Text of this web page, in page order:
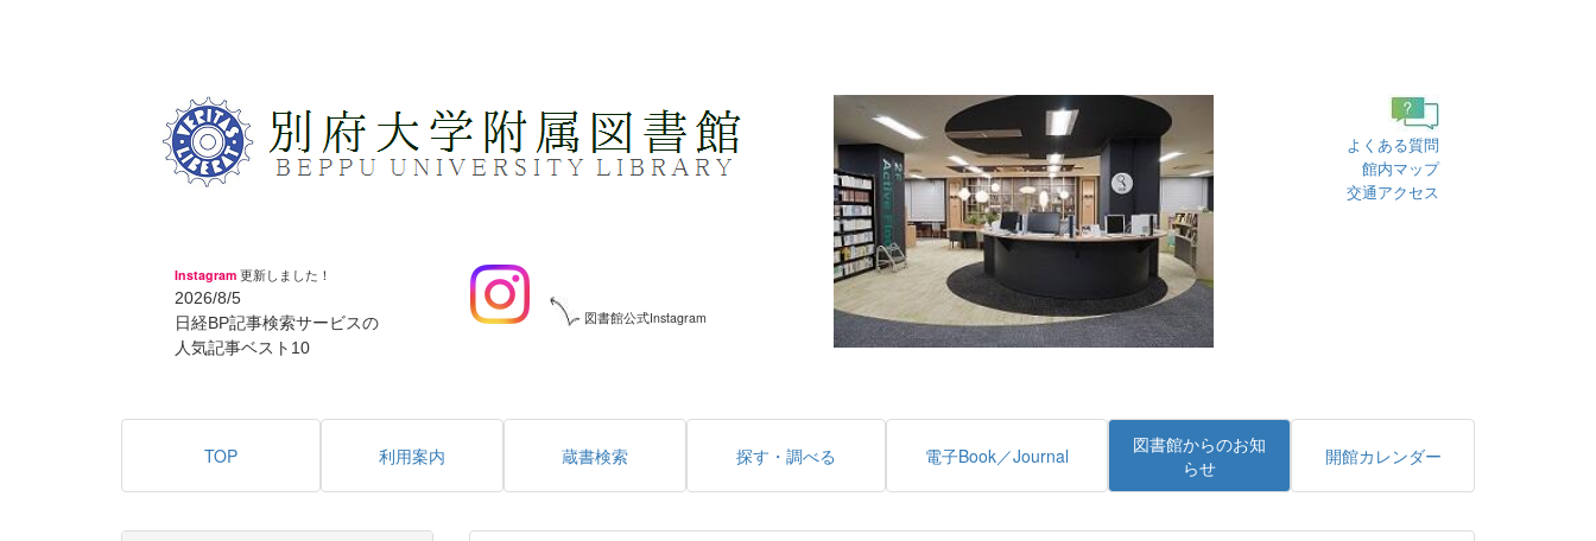
Instagram 更新しました！
2026/8/5
日経BP記事検索サービスの
人気記事ベスト10
図書館公式Instagram
よくある質問
館内マップ
交通アクセス
TOP 利用案内 蔵書検索 探す・調べる 電子Book／Journal
図書館からのお知
らせ
開館カレンダー